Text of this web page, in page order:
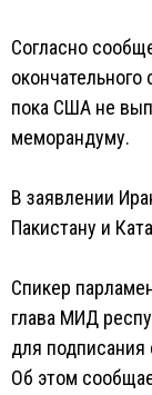
Согласно
пока США не
меморандуму.
В заявлении
Пакистану и
Спикер
глава МИД
для
Об этом